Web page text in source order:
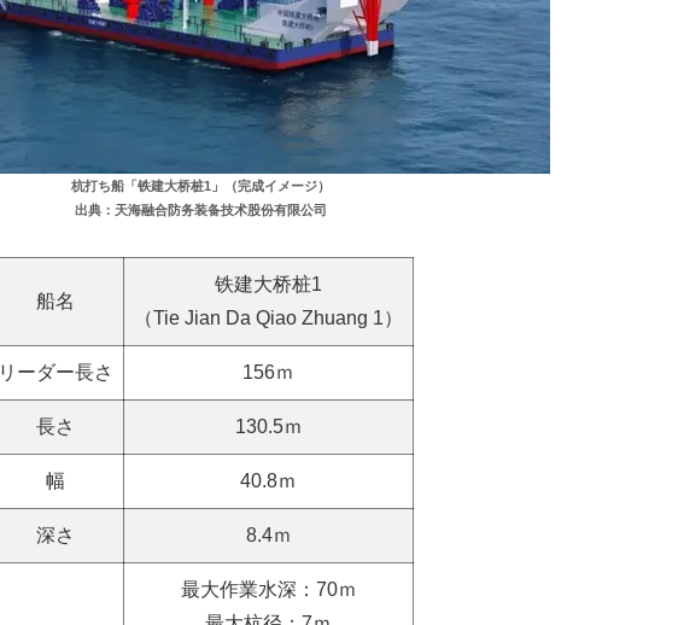
杭打ち船「铁建大桥桩1」（完成イメージ）
出典：天海融合防务装备技术股份有限公司
船名
铁建大桥桩1
（Tie Jian Da Qiao Zhuang 1）
リーダー長さ 156ｍ
長さ 130.5ｍ
幅 40.8ｍ
深さ 8.4ｍ
最大作業水深：70ｍ